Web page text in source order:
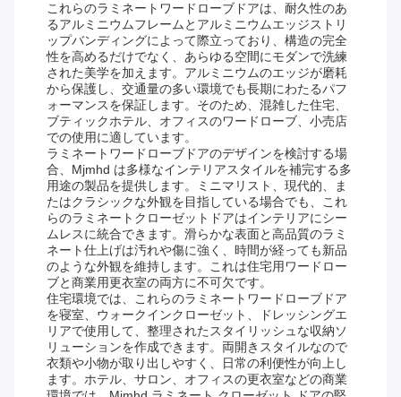
これらのラミネートワードローブドアは、耐久性のあ
るアルミニウムフレームとアルミニウムエッジストリ
ップバンディングによって際立っており、構造の完全
性を高めるだけでなく、あらゆる空間にモダンで洗練
された美学を加えます。アルミニウムのエッジが磨耗
から保護し、交通量の多い環境でも長期にわたるパフ
ォーマンスを保証します。そのため、混雑した住宅、
ブティックホテル、オフィスのワードローブ、小売店
での使用に適しています。
ラミネートワードローブドアのデザインを検討する場
合、Mjmhd は多様なインテリアスタイルを補完する多
用途の製品を提供します。ミニマリスト、現代的、ま
たはクラシックな外観を目指している場合でも、これ
らのラミネートクローゼットドアはインテリアにシー
ムレスに統合できます。滑らかな表面と高品質のラミ
ネート仕上げは汚れや傷に強く、時間が経っても新品
のような外観を維持します。これは住宅用ワードロー
ブと商業用更衣室の両方に不可欠です。
住宅環境では、これらのラミネートワードローブドア
を寝室、ウォークインクローゼット、ドレッシングエ
リアで使用して、整理されたスタイリッシュな収納ソ
リューションを作成できます。両開きスタイルなので
衣類や小物が取り出しやすく、日常の利便性が向上し
ます。ホテル、サロン、オフィスの更衣室などの商業